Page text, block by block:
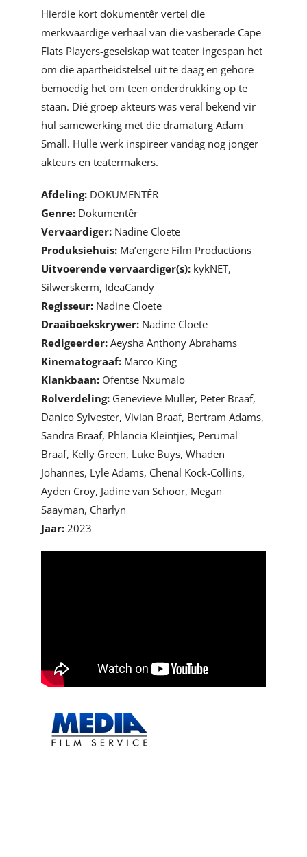
Hierdie kort dokumentêr vertel die
merkwaardige verhaal van die vasberade Cape
Flats Players-geselskap wat teater ingespan het
om die apartheidstelsel uit te daag en gehore
bemoedig het om teen onderdrukking op te
staan. Dié groep akteurs was veral bekend vir
hul samewerking met die dramaturg Adam
Small. Hulle werk inspireer vandag nog jonger
akteurs en teatermakers.
Afdeling:DOKUMENTÊR
Genre:Dokumentêr
Vervaardiger:Nadine Cloete
Produksiehuis:Ma’engere Film Productions
Uitvoerende vervaardiger(s):kykNET,
Silwerskerm, IdeaCandy
Regisseur:Nadine Cloete
Draaiboekskrywer:Nadine Cloete
Redigeerder:Aeysha Anthony Abrahams
Kinematograaf:Marco King
Klankbaan:Ofentse Nxumalo
Rolverdeling:Genevieve Muller, Peter Braaf,
Danico Sylvester, Vivian Braaf, Bertram Adams,
Sandra Braaf, Phlancia Kleintjies, Perumal
Braaf, Kelly Green, Luke Buys, Whaden
Johannes, Lyle Adams, Chenal Kock-Collins,
Ayden Croy, Jadine van Schoor, Megan
Saayman, Charlyn
Jaar:2023